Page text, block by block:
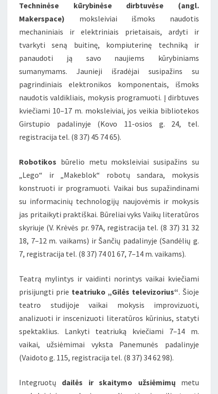
Techninėse kūrybinėse dirbtuvėse (angl.
Makerspace) moksleiviai išmoks naudotis
mechaniniais ir elektriniais prietaisais, ardyti ir
tvarkyti seną buitinę, kompiuterinę techniką ir
panaudoti ją savo naujiems kūrybiniams
sumanymams. Jaunieji išradėjai susipažins su
pagrindiniais elektronikos komponentais, išmoks
naudotis valdikliais, mokysis programuoti. Į dirbtuves
kviečiami 10–17 m. moksleiviai, jos veikia bibliotekos
Girstupio padalinyje (Kovo 11-osios g. 24, tel.
registracija tel. (8 37) 45 74 65).
Robotikos būrelio metu moksleiviai susipažins su
„Lego“ ir „Makeblok“ robotų sandara, mokysis
konstruoti ir programuoti. Vaikai bus supažindinami
su informacinių technologijų naujovėmis ir mokysis
jas pritaikyti praktiškai. Būreliai vyks Vaikų literatūros
skyriuje (V. Krėvės pr. 97A, registracija tel. (8 37) 31 32
18, 7–12 m. vaikams) ir Šančių padalinyje (Sandėlių g.
7, registracija tel. (8 37) 74 01 67, 7–14 m. vaikams).
Teatrą mylintys ir vaidinti norintys vaikai kviečiami
prisijungti prie teatriuko „Gilės televizorius“. Šioje
teatro studijoje vaikai mokysis improvizuoti,
analizuoti ir inscenizuoti literatūros kūrinius, statyti
spektaklius. Lankyti teatriuką kviečiami 7–14 m.
vaikai, užsiėmimai vyksta Panemunės padalinyje
(Vaidoto g. 115, registracija tel. (8 37) 34 62 98).
Integruotų dailės ir skaitymo užsiėmimų metu